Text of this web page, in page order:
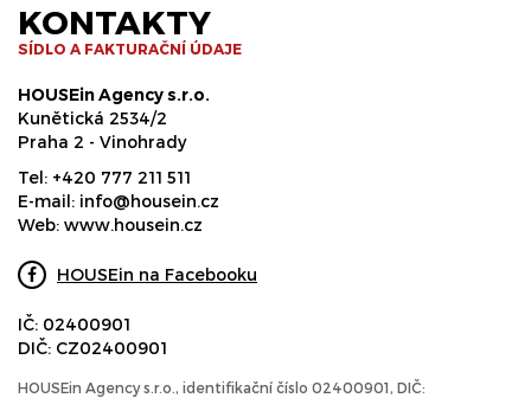
KONTAKTY
SÍDLO A FAKTURAČNÍ ÚDAJE
HOUSEin Agency s.r.o.
Kunětická 2534/2
Praha 2 - Vinohrady
Tel: +420 777 211 511
E-mail: info@housein.cz
Web: www.housein.cz
HOUSEin na Facebooku
IČ: 02400901
DIČ: CZ02400901
HOUSEin Agency s.r.o., identifikační číslo 02400901, DIČ: